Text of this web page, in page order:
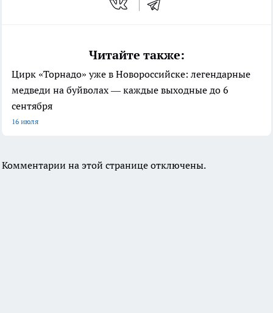
Читайте также:
Цирк «Торнадо» уже в Новороссийске: легендарные
медведи на буйволах — каждые выходные до 6
сентября
16 июля
Комментарии на этой странице отключены.